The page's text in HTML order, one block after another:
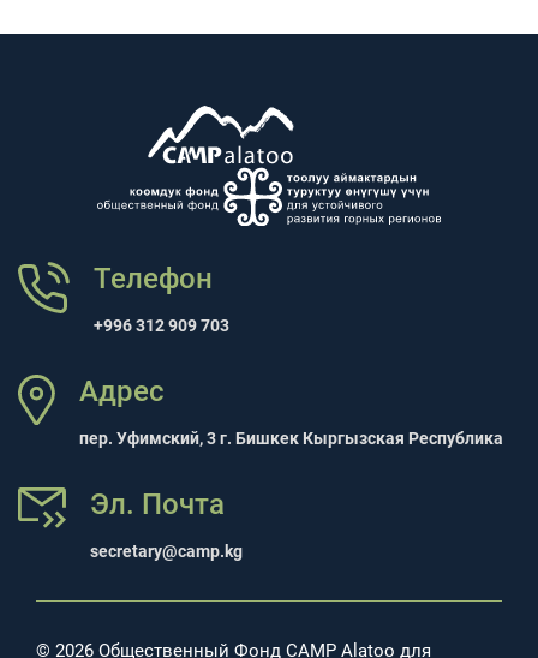
Телефон
+996 312 909 703
Адрес
пер. Уфимский, 3 г. Бишкек Кыргызская Республика
Эл. Почта
secretary@camp.kg
© 2026 Общественный Фонд CAMP Alatoo для